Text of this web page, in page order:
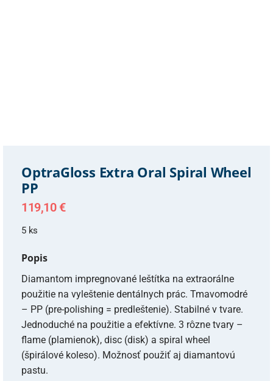
OptraGloss Extra Oral Spiral Wheel
PP
119,10 €
5 ks
Popis
Diamantom impregnované leštítka na extraorálne
použitie na vyleštenie dentálnych prác. Tmavomodré
– PP (pre-polishing = predleštenie). Stabilné v tvare.
Jednoduché na použitie a efektívne. 3 rôzne tvary –
flame (plamienok), disc (disk) a spiral wheel
(špirálové koleso). Možnosť použiť aj diamantovú
pastu.